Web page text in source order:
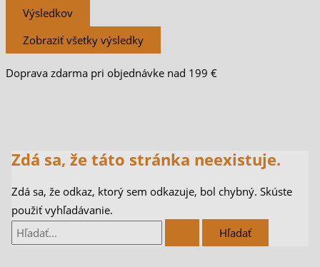
Výsledkov
Zobraziť všetky výsledky
Doprava zdarma pri objednávke nad 199 €
Zdá sa, že táto stránka neexistuje.
Zdá sa, že odkaz, ktorý sem odkazuje, bol chybný. Skúste
použiť vyhľadávanie.